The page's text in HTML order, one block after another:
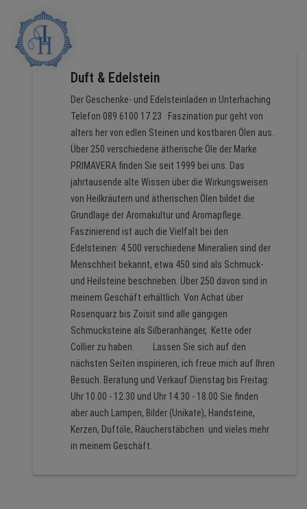
Duft & Edelstein
Der Geschenke- und Edelsteinladen in Unterhaching
Telefon 089 6100 17 23 Faszination pur geht von
alters her von edlen Steinen und kostbaren Ölen aus.
Über 250 verschiedene ätherische Öle der Marke
PRIMAVERA finden Sie seit 1999 bei uns. Das
jahrtausende alte Wissen über die Wirkungsweisen
von Heilkräutern und ätherischen Ölen bildet die
Grundlage der Aromakultur und Aromapflege.
Faszinierend ist auch die Vielfalt bei den
Edelsteinen: 4.500 verschiedene Mineralien sind der
Menschheit bekannt, etwa 450 sind als Schmuck-
und Heilsteine beschrieben. Über 250 davon sind in
meinem Geschäft erhältlich. Von Achat über
Rosenquarz bis Zoisit sind alle gängigen
Schmucksteine als Silberanhänger, Kette oder
Collier zu haben. Lassen Sie sich auf den
nächsten Seiten inspirieren, ich freue mich auf Ihren
Besuch. Beratung und Verkauf Dienstag bis Freitag:
Uhr 10.00 - 12.30 und Uhr 14.30 - 18.00 Sie finden
aber auch Lampen, Bilder (Unikate), Handsteine,
Kerzen, Duftöle, Räucherstäbchen und vieles mehr
in meinem Geschäft.